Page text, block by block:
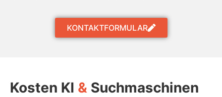
KONTAKTFORMULAR
Kosten KI & Suchmaschinen